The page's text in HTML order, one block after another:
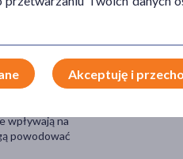
a także o
wpływają na
powodować
Akceptuję i